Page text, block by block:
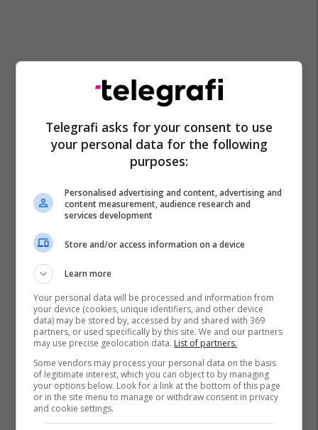
Telegrafi asks for your consent to use
your personal data for the following
purposes:
Personalised advertising and content, advertising and
content measurement, audience research and
services development
Store and/or access information on a device
Learn more
Your personal data will be processed and information from
your device (cookies, unique identifiers, and other device
data) may be stored by, accessed by and shared with 369
partners, or used specifically by this site. We and our partners
may use precise geolocation data. List of partners.
Some vendors may process your personal data on the basis
of legitimate interest, which you can object to by managing
your options below. Look for a link at the bottom of this page
or in the site menu to manage or withdraw consent in privacy
and cookie settings.